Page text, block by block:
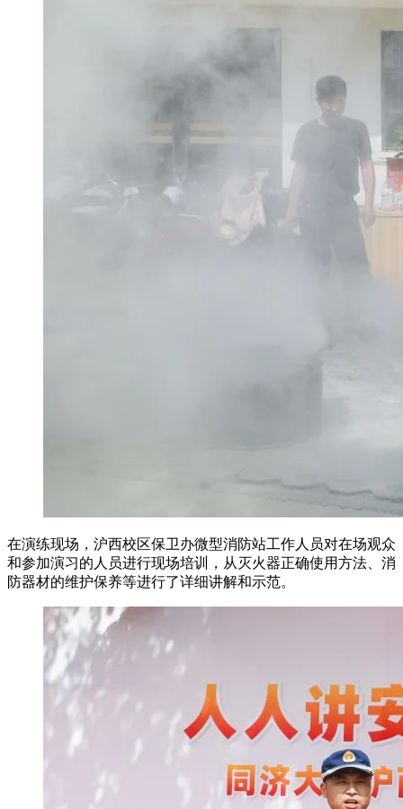
在演练现场，沪西校区保卫办微型消防站工作人员对在场观众
和参加演习的人员进行现场培训，从灭火器正确使用方法、消
防器材的维护保养等进行了详细讲解和示范。